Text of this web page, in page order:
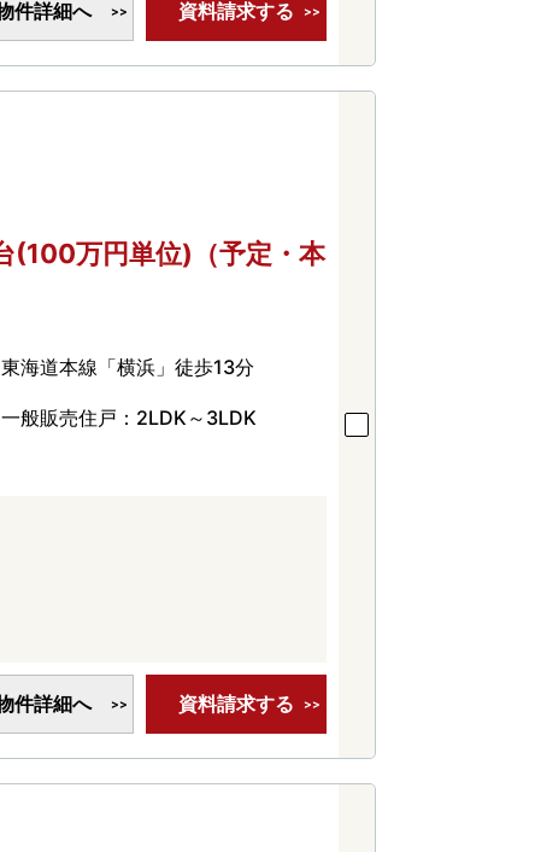
件詳細へ 資料請求する
(100万円単位)（予定・本
東海道本線「横浜」徒歩13分
一般販売住戸：2LDK～3LDK
件詳細へ 資料請求する